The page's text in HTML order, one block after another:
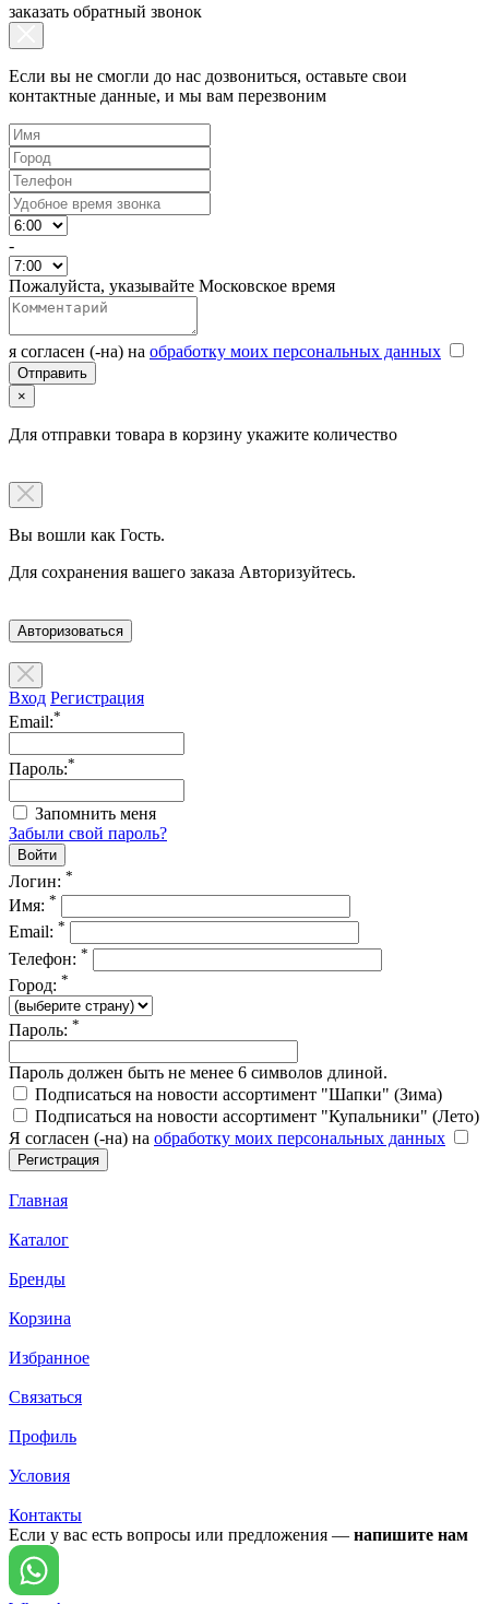
заказать обратный звонок
Если вы не смогли до нас дозвониться, оставьте свои
контактные данные, и мы вам перезвоним
-
Пожалуйста, указывайте Московское время
я согласен (-на) на обработку моих персональных данных
×
Для отправки товара в корзину укажите количество
Вы вошли как Гость.
Для сохранения вашего заказа Авторизуйтесь.
Авторизоваться
Вход Регистрация
Email:*
Пароль:*
Запомнить меня
Забыли свой пароль?
Логин: *
Имя: *
Email: *
Телефон: *
Город: *
Пароль: *
Пароль должен быть не менее 6 символов длиной.
Подписаться на новости ассортимент "Шапки" (Зима)
Подписаться на новости ассортимент "Купальники" (Лето)
Я согласен (-на) на обработку моих персональных данных
Главная
Каталог
Бренды
Корзина
Избранное
Связаться
Профиль
Условия
Контакты
Если у вас есть вопросы или предложения — напишите нам